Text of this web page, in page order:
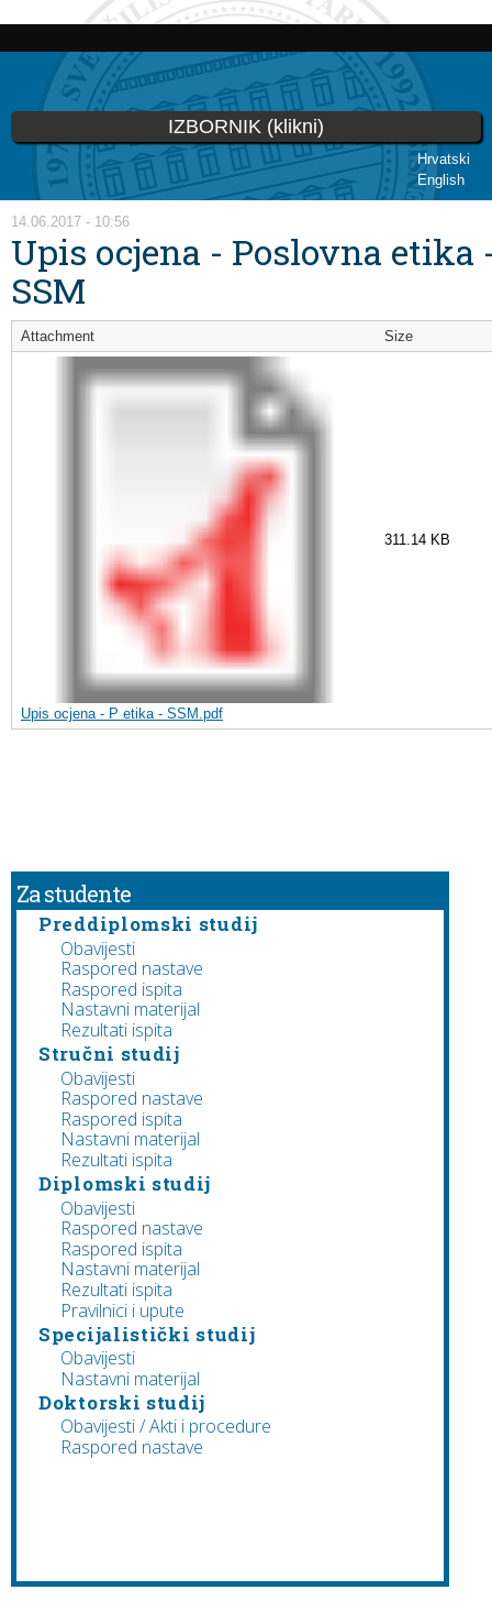
Skip to
content
Hrvatski
English
IZBORNIK (klikni)
You are here
14.06.2017 - 10:56
Upis ocjena - Poslovna etika
SSM
Attachment Size
Upis ocjena - P etika - SSM.pdf
311.14 KB
Za studente
Preddiplomski studij
Obavijesti
Raspored nastave
Raspored ispita
Nastavni materijal
Rezultati ispita
Stručni studij
Obavijesti
Raspored nastave
Raspored ispita
Nastavni materijal
Rezultati ispita
Diplomski studij
Obavijesti
Raspored nastave
Raspored ispita
Nastavni materijal
Rezultati ispita
Pravilnici i upute
Specijalistički studij
Obavijesti
Nastavni materijal
Doktorski studij
Obavijesti / Akti i procedure
Raspored nastave